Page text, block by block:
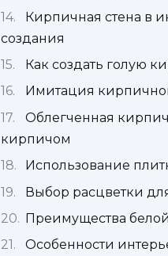
Кирпичная стена в
создания
Как создать голую
Имитация
Облегченная
кирпичом
Использование
Выбор расцветки
Преимущества
Особенности